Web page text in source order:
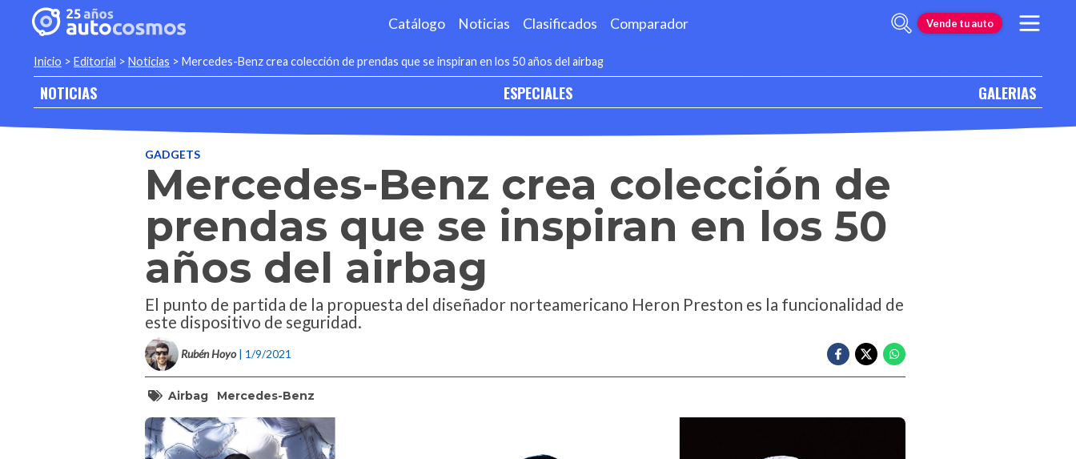
Catálogo Noticias Clasificados Comparador Vende tu auto
Inicio > Editorial > Noticias > Mercedes-Benz crea colección de prendas que se inspiran en los 50 años del airbag
NOTICIAS ESPECIALES GALERIAS
GADGETS
Mercedes-Benz crea colección de
prendas que se inspiran en los 50
años del airbag
El punto de partida de la propuesta del diseñador norteamericano Heron Preston es la funcionalidad de
este dispositivo de seguridad.
Rubén Hoyo | 1/9/2021
Airbag Mercedes-Benz